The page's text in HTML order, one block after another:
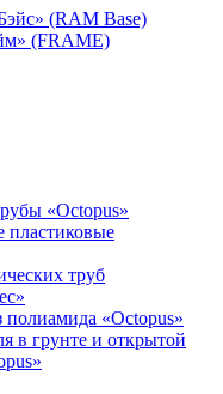
(RAM Base)
(FRAME)
«Octopus»
пластиковые
труб
«Octopus»
в грунте и открытой